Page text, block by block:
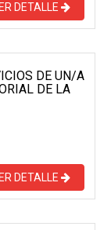
DETALLE
DE UN/A
DE LA
DETALLE